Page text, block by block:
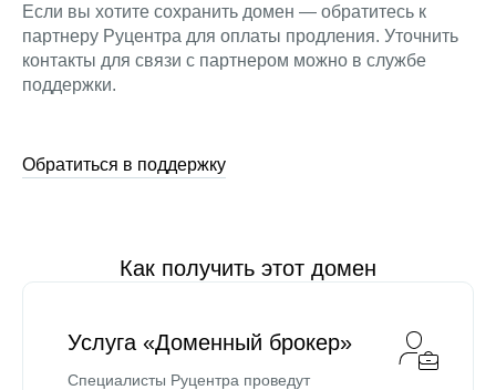
Если вы хотите сохранить домен — обратитесь к
партнеру Руцентра для оплаты продления. Уточнить
контакты для связи с партнером можно в службе
поддержки.
Обратиться в поддержку
Как получить этот домен
Услуга «Доменный брокер»
Специалисты Руцентра проведут